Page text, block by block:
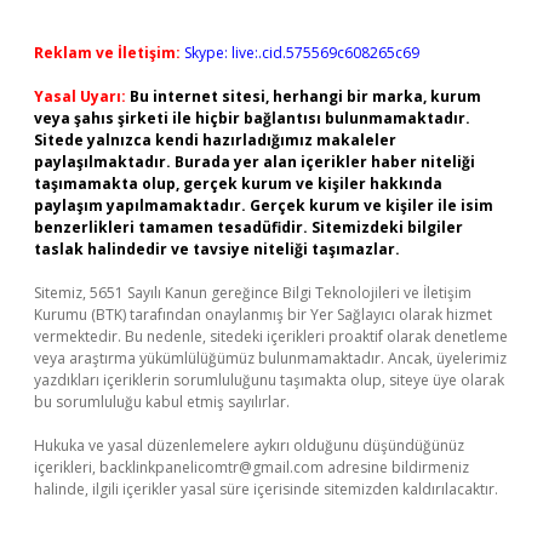
Reklam ve İletişim: Skype: live:.cid.575569c608265c69
Yasal Uyarı: Bu internet sitesi, herhangi bir marka, kurum
veya şahıs şirketi ile hiçbir bağlantısı bulunmamaktadır.
Sitede yalnızca kendi hazırladığımız makaleler
paylaşılmaktadır. Burada yer alan içerikler haber niteliği
taşımamakta olup, gerçek kurum ve kişiler hakkında
paylaşım yapılmamaktadır. Gerçek kurum ve kişiler ile isim
benzerlikleri tamamen tesadüfidir. Sitemizdeki bilgiler
taslak halindedir ve tavsiye niteliği taşımazlar.
Sitemiz, 5651 Sayılı Kanun gereğince Bilgi Teknolojileri ve İletişim
Kurumu (BTK) tarafından onaylanmış bir Yer Sağlayıcı olarak hizmet
vermektedir. Bu nedenle, sitedeki içerikleri proaktif olarak denetleme
veya araştırma yükümlülüğümüz bulunmamaktadır. Ancak, üyelerimiz
yazdıkları içeriklerin sorumluluğunu taşımakta olup, siteye üye olarak
bu sorumluluğu kabul etmiş sayılırlar.
Hukuka ve yasal düzenlemelere aykırı olduğunu düşündüğünüz
içerikleri, backlinkpanelicomtr@gmail.com adresine bildirmeniz
halinde, ilgili içerikler yasal süre içerisinde sitemizden kaldırılacaktır.